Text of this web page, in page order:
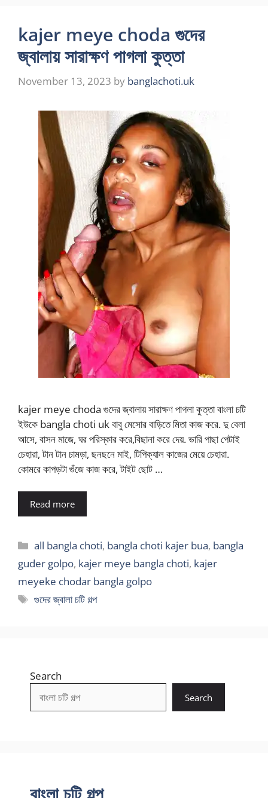
kajer meye choda গুদের
জ্বালায় সারাক্ষণ পাগলা কুত্তা
November 13, 2023 by banglachoti.uk
kajer meye choda গুদের জ্বালায় সারাক্ষণ পাগলা কুত্তা বাংলা চটি
ইউকে bangla choti uk বাবু মেসোর বাড়িতে মিতা কাজ করে. দু বেলা
আসে, বাসন মাজে, ঘর পরিস্কার করে,বিছানা করে দেয়. ভারি পাছা পেটাই
চেহারা, টান টান চামড়া, ছনছনে মাই, টিপিক্যাল কাজের মেয়ে চেহারা.
কোমরে কাপড়টা গুঁজে কাজ করে, টাইট ছোট …
Read more
Categories
all bangla choti, bangla choti kajer bua, bangla
guder golpo, kajer meye bangla choti, kajer
meyeke chodar bangla golpo
Tags
গুদের জ্বালা চটি গল্প
Search
Search